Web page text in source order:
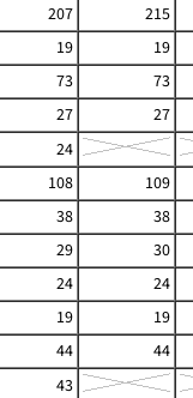
207 215
19 19
73 73
27 27
24
108 109
38 38
29 30
24 24
19 19
44 44
43